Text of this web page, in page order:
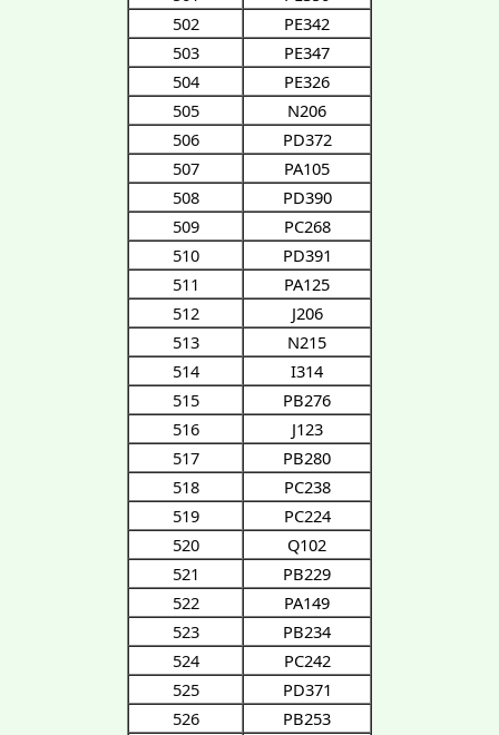
502
PE342
503
PE347
504
PE326
505
N206
506
PD372
507
PA105
508
PD390
509
PC268
510
PD391
511
PA125
512
J206
513
N215
514
I314
515
PB276
516
J123
517
PB280
518
PC238
519
PC224
520
Q102
521
PB229
522
PA149
523
PB234
524
PC242
525
PD371
526
PB253